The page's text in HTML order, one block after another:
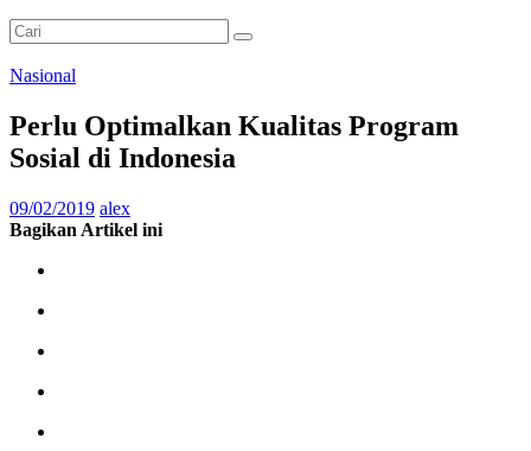
Nasional
Perlu Optimalkan Kualitas Program
Sosial di Indonesia
09/02/2019 alex
Bagikan Artikel ini